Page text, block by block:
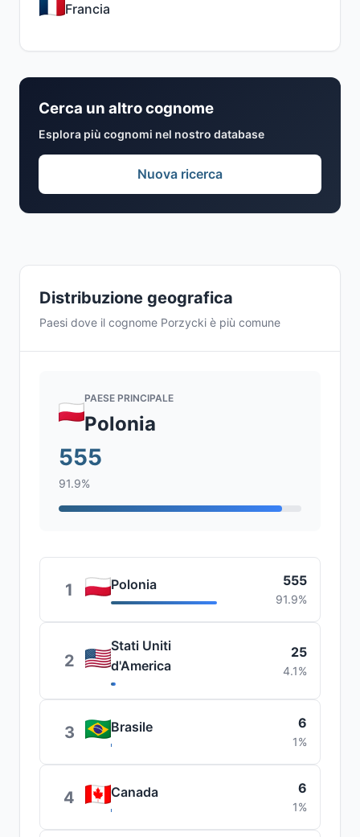
Distribuzione geografica
Paesi dove il cognome Porzycki è più comune
PAESE PRINCIPALE
Polonia
555
91.9%
1 Polonia 555
91.9%
2
Stati Uniti
d'America
25
4.1%
3 Brasile 6
1%
4 Canada 6
1%
Francia
Cerca un altro cognome
Esplora più cognomi nel nostro database
Nuova ricerca